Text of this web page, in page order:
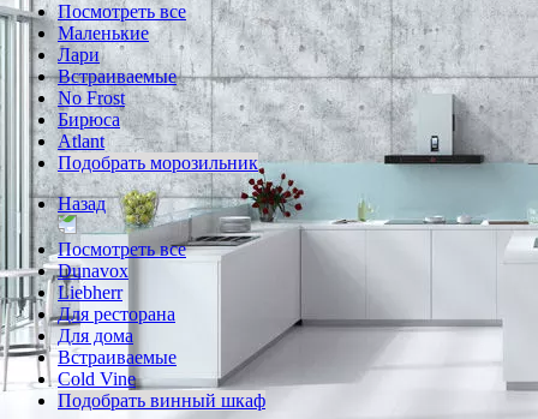
Посмотреть все
Маленькие
Лари
Встраиваемые
No Frost
Бирюса
Atlant
Подобрать морозильник
Назад
Посмотреть все
Dunavox
Liebherr
Для ресторана
Для дома
Встраиваемые
Cold Vine
Подобрать винный шкаф